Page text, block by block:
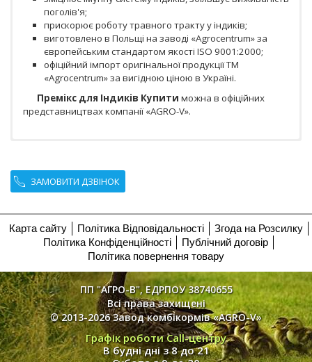
поголів'я;
прискорює роботу травного тракту у індиків;
виготовлено в Польщі на заводі «Agrocentrum» за
європейським стандартом якості ISO 9001:2000;
офіційний імпорт оригінальної продукції ТМ
«Agrocentrum» за вигідною ціною в Україні.
Премікс для Індиків Купити можна в офіційних
представництвах компанії «AGRO-V».
ЗАМОВИТИ ДЗВІНОК
Карта сайту Політика Відповідальності
Згода на Розсилку
Політика Конфіденційності
Публічний договір
Політика повернення товару
ПП "АГРО-В", ЕДРПОУ 38740655
Всі права захищені
© 2013-2026 Завод комбікормів «AGRO-V»
Графік роботи Call-центру
В будні дні з 8 до 21